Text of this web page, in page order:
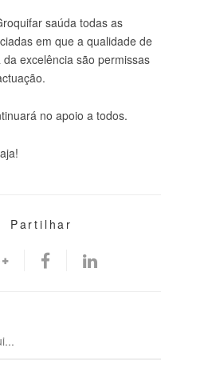
saúda todas as
em que a qualidade de
excelência são permissas
no apoio a todos.
Partilhar